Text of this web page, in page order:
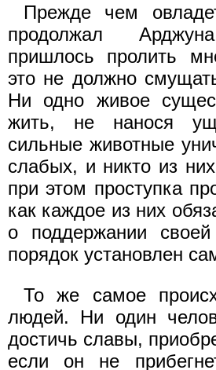
Прежде чем
продолжал
пришлось пролить
это не должно
Ни одно живое
жить, не нанося
сильные животные
слабых, и никто из
при этом проступка
как каждое из них
о поддержании
порядок установлен
То же самое
людей. Ни один
достичь славы,
если он не